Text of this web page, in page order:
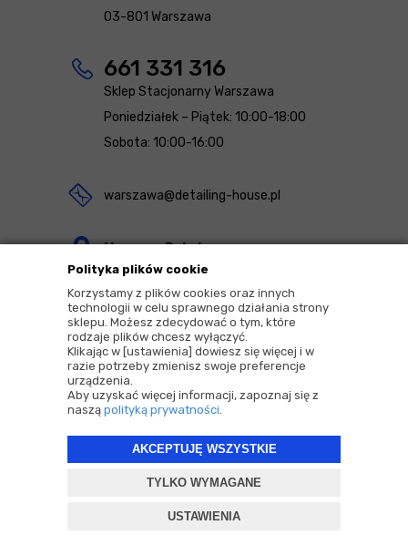
Polityka plików cookie
Korzystamy z plików cookies oraz innych
technologii w celu sprawnego działania strony
sklepu. Możesz zdecydować o tym, które
rodzaje plików chcesz wyłączyć.
Klikając w [ustawienia] dowiesz się więcej i w
razie potrzeby zmienisz swoje preferencje
urządzenia.
Aby uzyskać więcej informacji, zapoznaj się z
naszą polityką prywatności.
AKCEPTUJĘ WSZYSTKIE
TYLKO WYMAGANE
USTAWIENIA
03-801 Warszawa
661 331 316
Sklep Stacjonarny Warszawa
Poniedziałek – Piątek: 10:00-18:00
Sobota: 10:00-16:00
warszawa@detailing-house.pl
Magazyn Rekcin
Nomos Sp. z o.o. sp.k.
ul. Agrestowa 1
83-010 Rekcin
2026 © Copyrights by |Detailing House